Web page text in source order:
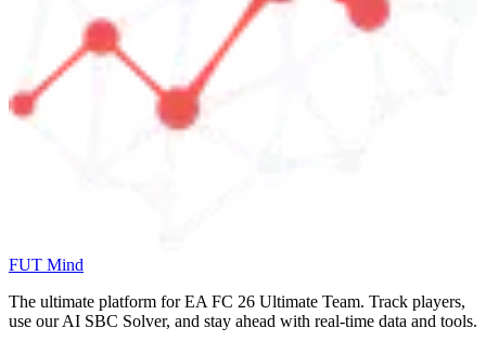
FUT Mind
The ultimate platform for EA FC 26 Ultimate Team. Track players,
use our AI SBC Solver, and stay ahead with real-time data and tools.